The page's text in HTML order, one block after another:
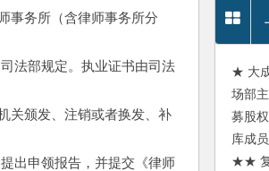
事务所（含律师事务所分
法部规定。执业证书由司法
关颁发、注销或者换发、补
出申领报告，并提交《律师
★ 大
场部
募股
库成
★★ 复